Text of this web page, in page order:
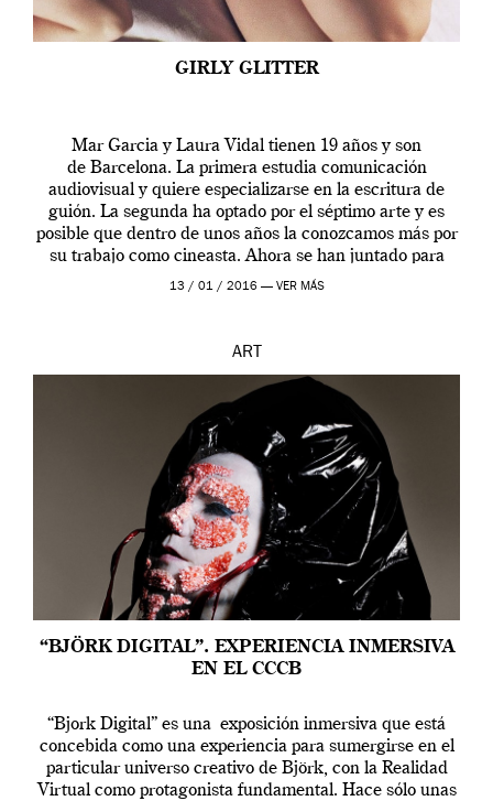
GIRLY GLITTER
Mar Garcia y Laura Vidal tienen 19 años y son
de Barcelona. La primera estudia comunicación
audiovisual y quiere especializarse en la escritura de
guión. La segunda ha optado por el séptimo arte y es
posible que dentro de unos años la conozcamos más por
su trabajo como cineasta. Ahora se han juntado para
contarnos una […]
13 / 01 / 2016 — VER MÁS
ART
“BJÖRK DIGITAL”. EXPERIENCIA INMERSIVA
EN EL CCCB
“Bjork Digital” es una exposición inmersiva que está
concebida como una experiencia para sumergirse en el
particular universo creativo de Björk, con la Realidad
Virtual como protagonista fundamental. Hace sólo unas